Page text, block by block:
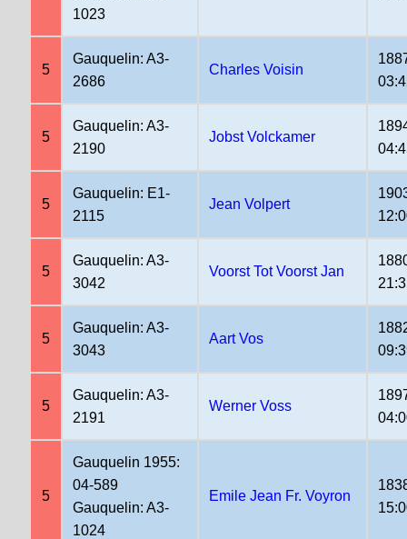
1023
5
Gauquelin: A3-
2686
Charles Voisin
5
Gauquelin: A3-
2190
Jobst Volckamer
5
Gauquelin: E1-
2115
Jean Volpert
5
Gauquelin: A3-
3042
Voorst Tot Voorst Jan
5
Gauquelin: A3-
3043
Aart Vos
5
Gauquelin: A3-
2191
Werner Voss
5
Gauquelin 1955:
04-589
Gauquelin: A3-
1024
Emile Jean Fr. Voyron